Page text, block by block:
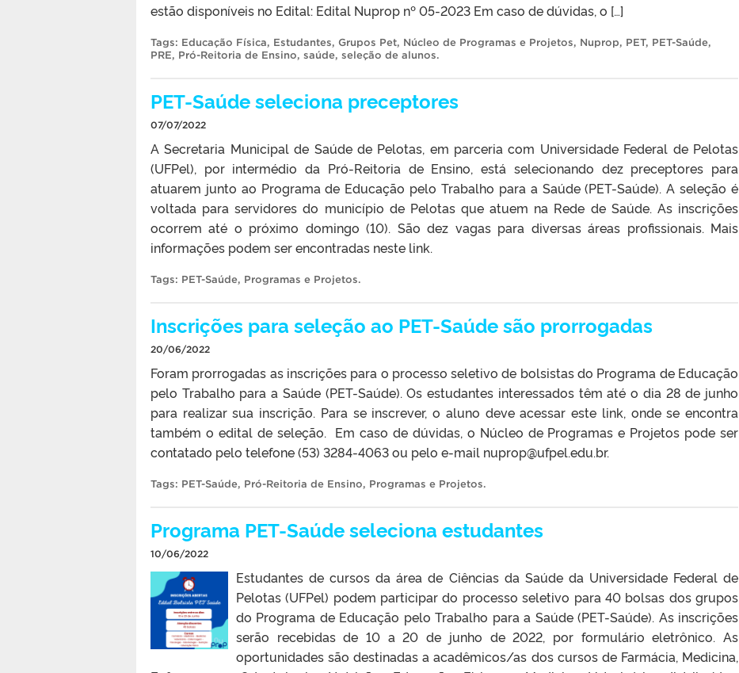
estão disponíveis no Edital: Edital Nuprop nº 05-2023 Em caso de dúvidas, o […]
Tags: Educação Física, Estudantes, Grupos Pet, Núcleo de Programas e Projetos, Nuprop, PET, PET-Saúde,
PRE, Pró-Reitoria de Ensino, saúde, seleção de alunos.
PET-Saúde seleciona preceptores
07/07/2022
A Secretaria Municipal de Saúde de Pelotas, em parceria com Universidade Federal de Pelotas
(UFPel), por intermédio da Pró-Reitoria de Ensino, está selecionando dez preceptores para
atuarem junto ao Programa de Educação pelo Trabalho para a Saúde (PET-Saúde). A seleção é
voltada para servidores do município de Pelotas que atuem na Rede de Saúde. As inscrições
ocorrem até o próximo domingo (10). São dez vagas para diversas áreas profissionais. Mais
informações podem ser encontradas neste link.
Tags: PET-Saúde, Programas e Projetos.
Inscrições para seleção ao PET-Saúde são prorrogadas
20/06/2022
Foram prorrogadas as inscrições para o processo seletivo de bolsistas do Programa de Educação
pelo Trabalho para a Saúde (PET-Saúde). Os estudantes interessados têm até o dia 28 de junho
para realizar sua inscrição. Para se inscrever, o aluno deve acessar este link, onde se encontra
também o edital de seleção. Em caso de dúvidas, o Núcleo de Programas e Projetos pode ser
contatado pelo telefone (53) 3284-4063 ou pelo e-mail nuprop@ufpel.edu.br.
Tags: PET-Saúde, Pró-Reitoria de Ensino, Programas e Projetos.
Programa PET-Saúde seleciona estudantes
10/06/2022
Estudantes de cursos da área de Ciências da Saúde da Universidade Federal de
Pelotas (UFPel) podem participar do processo seletivo para 40 bolsas dos grupos
do Programa de Educação pelo Trabalho para a Saúde (PET-Saúde). As inscrições
serão recebidas de 10 a 20 de junho de 2022, por formulário eletrônico. As
oportunidades são destinadas a acadêmicos/as dos cursos de Farmácia, Medicina,